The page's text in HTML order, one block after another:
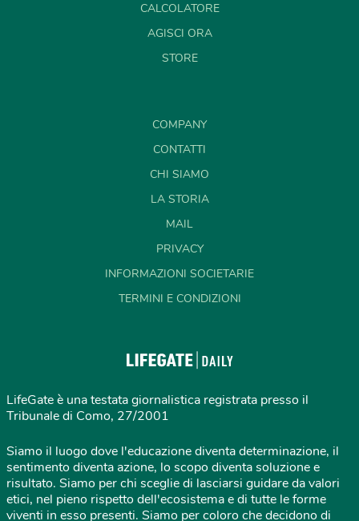
CALCOLATORE
AGISCI ORA
STORE
COMPANY
CONTATTI
CHI SIAMO
LA STORIA
MAIL
PRIVACY
INFORMAZIONI SOCIETARIE
TERMINI E CONDIZIONI
LifeGate è una testata giornalistica registrata presso il
Tribunale di Como, 27/2001
Siamo il luogo dove l'educazione diventa determinazione, il
sentimento diventa azione, lo scopo diventa soluzione e
risultato. Siamo per chi sceglie di lasciarsi guidare da valori
etici, nel pieno rispetto dell'ecosistema e di tutte le forme
viventi in esso presenti. Siamo per coloro che decidono di